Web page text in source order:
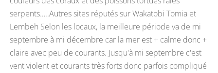
serpents…..Autres sites réputés sur Wakatobi Tomia et
Lembeh Selon les locaux, la meilleure période va de mi
septembre à mi décembre car la mer est + calme donc +
claire avec peu de courants. Jusqu'à mi septembre c'est
vent violent et courants très forts donc parfois compliqué